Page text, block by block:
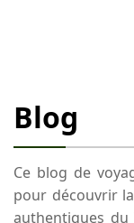
Blog
Ce blog de
pour découvrir
authentiques du